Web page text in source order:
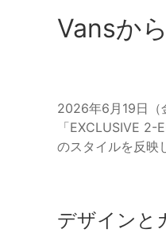
Vansか
2026年6月19日（
「EXCLUSIVE
のスタイルを反映
デザインと